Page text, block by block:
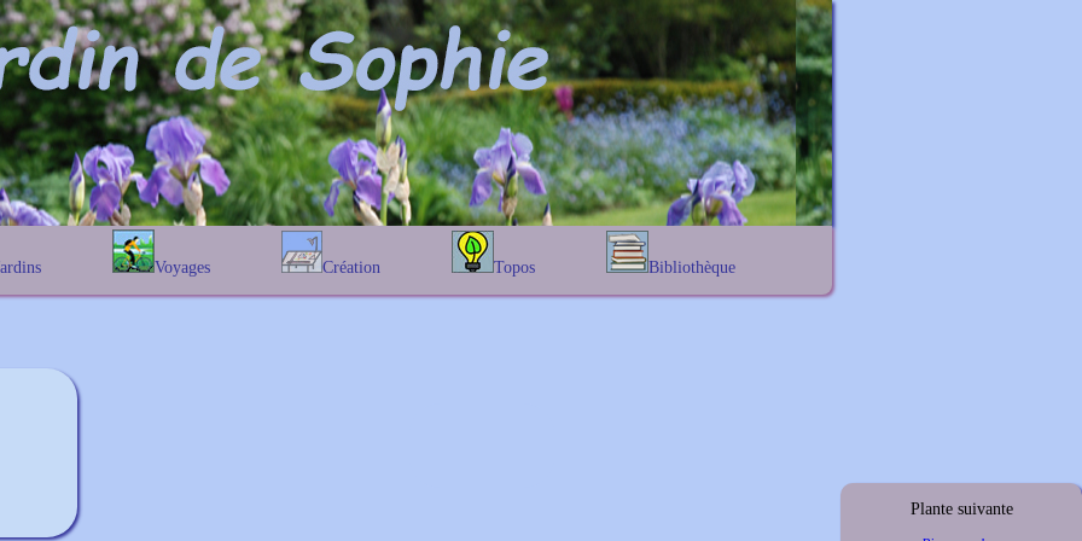
Voyages
En Belgique
Création
Prairies fleuries
Topos
Les chênes
Bibliothèque
Lexique noms propres
Plante suivante